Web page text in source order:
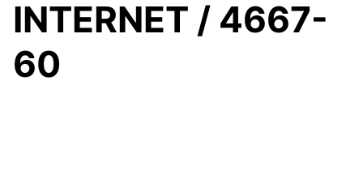
INTERNET / 4667-
60